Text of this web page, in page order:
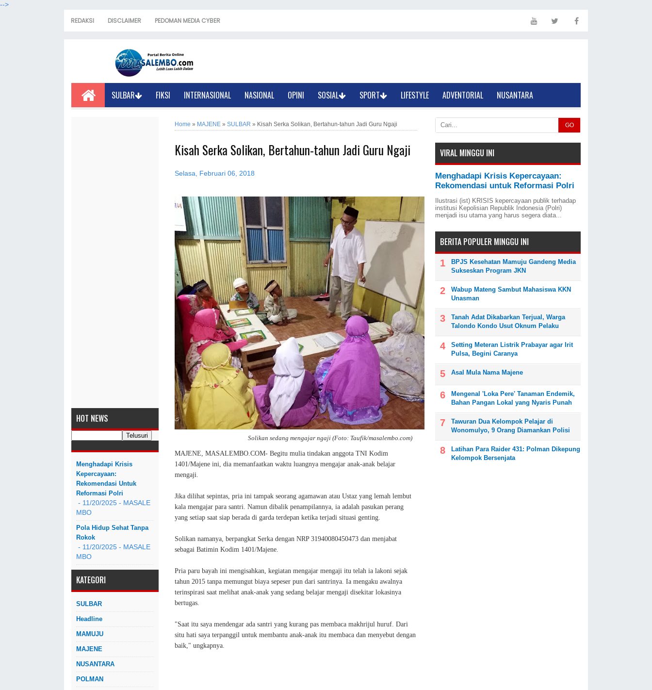
-->
REDAKSI DISCLAIMER PEDOMAN MEDIA CYBER
SULBAR FIKSI INTERNASIONAL NASIONAL OPINI SOSIAL SPORT LIFESTYLE ADVENTORIAL NUSANTARA
HOT NEWS
Menghadapi Krisis
Kepercayaan:
Rekomendasi Untuk
Reformasi Polri
- 11/20/2025 - MASALE
MBO
Pola Hidup Sehat Tanpa
Rokok
- 11/20/2025 - MASALE
MBO
KATEGORI
SULBAR
Headline
MAMUJU
MAJENE
NUSANTARA
POLMAN
Home » MAJENE » SULBAR » Kisah Serka Solikan, Bertahun-tahun Jadi Guru Ngaji
Kisah Serka Solikan, Bertahun-tahun Jadi Guru Ngaji
Selasa, Februari 06, 2018
Solikan sedang mengajar ngaji (Foto: Taufik/masalembo.com)
MAJENE, MASALEMBO.COM- Begitu mulia tindakan anggota TNI Kodim
1401/Majene ini, dia memanfaatkan waktu luangnya mengajar anak-anak belajar
mengaji.
Jika dilihat sepintas, pria ini tampak seorang agamawan atau Ustaz yang lemah lembut
kala mengajar para santri. Namun dibalik penampilannya, ia adalah pasukan perang
yang setiap saat siap berada di garda terdepan ketika terjadi situasi genting.
Solikan namanya, berpangkat Serka dengan NRP 31940080450473 dan menjabat
sebagai Batimin Kodim 1401/Majene.
Pria paru bayah ini mengisahkan, kegiatan mengajar mengaji itu telah ia lakoni sejak
tahun 2015 tanpa memungut biaya sepeser pun dari santrinya. Ia mengaku awalnya
terinspirasi saat melihat anak-anak yang sedang belajar mengaji disekitar lokasinya
bertugas.
"Saat itu saya mendengar ada santri yang kurang pas membaca makhrijul huruf. Dari
situ hati saya terpanggil untuk membantu anak-anak itu membaca dan menyebut dengan
baik," ungkapnya.
GO
VIRAL MINGGU INI
Menghadapi Krisis Kepercayaan:
Rekomendasi untuk Reformasi Polri
Ilustrasi (ist) KRISIS kepercayaan publik terhadap
institusi Kepolisian Republik Indonesia (Polri)
menjadi isu utama yang harus segera diata...
BERITA POPULER MINGGU INI
BPJS Kesehatan Mamuju Gandeng Media
Sukseskan Program JKN
Wabup Mateng Sambut Mahasiswa KKN
Unasman
Tanah Adat Dikabarkan Terjual, Warga
Talondo Kondo Usut Oknum Pelaku
Setting Meteran Listrik Prabayar agar Irit
Pulsa, Begini Caranya
Asal Mula Nama Majene
Mengenal 'Loka Pere' Tanaman Endemik,
Bahan Pangan Lokal yang Nyaris Punah
Tawuran Dua Kelompok Pelajar di
Wonomulyo, 9 Orang Diamankan Polisi
Latihan Para Raider 431: Polman Dikepung
Kelompok Bersenjata